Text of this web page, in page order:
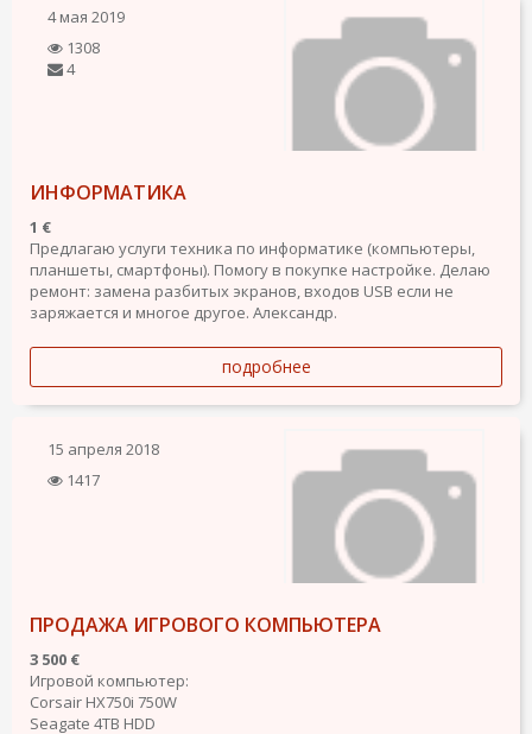
4 мая 2019
1308
4
ИНФОРМАТИКА
1 €
Предлагаю услуги техника по информатике (компьютеры,
планшеты, смартфоны). Помогу в покупке настройке. Делаю
ремонт: замена разбитых экранов, входов USB если не
заряжается и многое другое. Александр.
подробнее
15 апреля 2018
1417
ПРОДАЖА ИГРОВОГО КОМПЬЮТЕРА
3 500 €
Игровой компьютер:
Corsair HX750i 750W
Seagate 4TB HDD